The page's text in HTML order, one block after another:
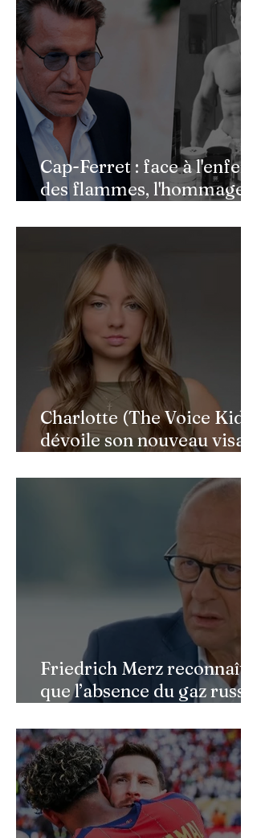
Cap-Ferret : face à l'enfer
des flammes, l'hommage
héros de l'ombre
Charlotte (The Voice Kids)
dévoile son nouveau visage
faciale : une renaissance
bouleversante pour ses 16
Friedrich Merz reconnaît
que l’absence du gaz russe
l’économie allemande